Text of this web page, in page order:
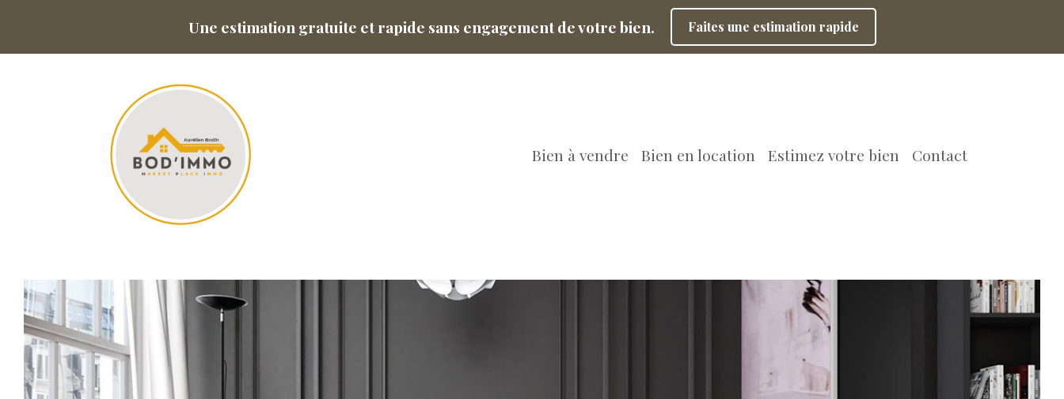
Une estimation gratuite et rapide sans engagement de votre bien. Faites une estimation rapide
Bien à vendre Bien en location Estimez votre bien Contact